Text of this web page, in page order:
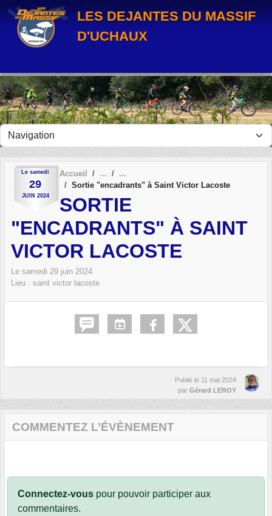
LES DEJANTES DU MASSIF
D'UCHAUX
Le samedi
29
JUIN 2024
Accueil
Sortie "encadrants" à Saint Victor Lacoste
SORTIE
"ENCADRANTS" À SAINT
VICTOR LACOSTE
Le samedi 29 juin 2024
Lieu : saint victor lacoste
Publié le 11 mai 2024
par Gérard LEROY
COMMENTEZ L’ÉVÈNEMENT
Connectez-vous pour pouvoir participer aux
commentaires.
Panneau de gestion des cookies